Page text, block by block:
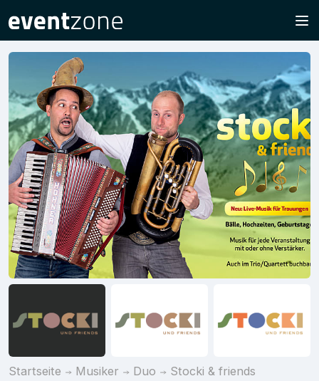
Startseite Musiker Duo Stocki & friends